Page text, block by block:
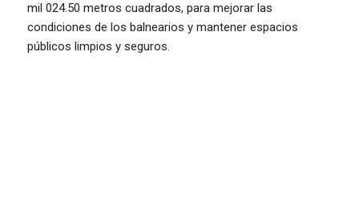
mil 024.50 metros cuadrados, para mejorar las
condiciones de los balnearios y mantener espacios
públicos limpios y seguros.